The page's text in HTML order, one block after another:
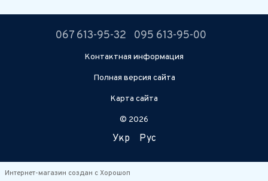
067 613-95-32 095 613-95-00
Контактная информация
Полная версия сайта
Карта сайта
© 2026
Укр Рус
Интернет-магазин создан с Хорошоп